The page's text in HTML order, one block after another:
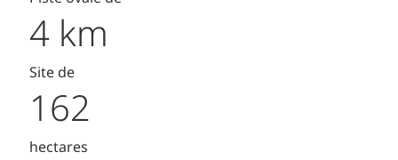
4 km
Site de
162
hectares